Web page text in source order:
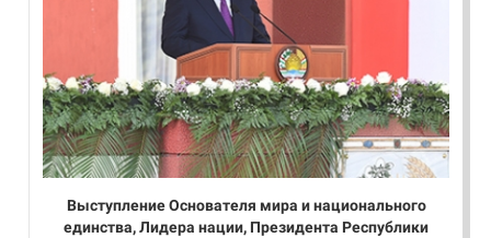
Выступление Основателя мира и национального
единства, Лидера нации, Президента Республики